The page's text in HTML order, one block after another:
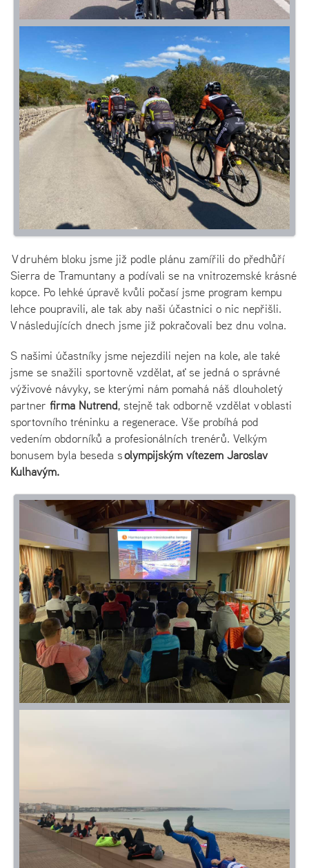
V druhém bloku jsme již podle plánu zamířili do předhůří
Sierra de Tramuntany a podívali se na vnitrozemské krásné
kopce. Po lehké úpravě kvůli počasí jsme program kempu
lehce poupravili, ale tak aby naši účastnici o nic nepřišli.
V následujících dnech jsme již pokračovali bez dnu volna.
S našimi účastníky jsme nejezdili nejen na kole, ale také
jsme se snažili sportovně vzdělat, ať se jedná o správné
výživové návyky, se kterými nám pomahá náš dlouholetý
partner firma Nutrend, stejně tak odborně vzdělat v oblasti
sportovního tréninku a regenerace. Vše probíhá pod
vedením obdorníků a profesionálních trenérů. Velkým
bonusem byla beseda solympijským vítězem Jaroslav
Kulhavým.